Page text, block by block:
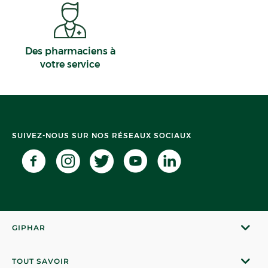
Des pharmaciens à
votre service
SUIVEZ-NOUS SUR NOS RÉSEAUX SOCIAUX
GIPHAR
TOUT SAVOIR